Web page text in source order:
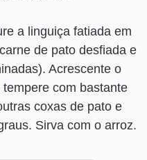
a linguiça fatiada em
de pato desfiada e
Acrescente o
com bastante
coxas de pato e
Sirva com o arroz.